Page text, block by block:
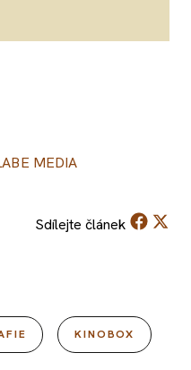
MEDIA
Sdílejte článek
KINOBOX